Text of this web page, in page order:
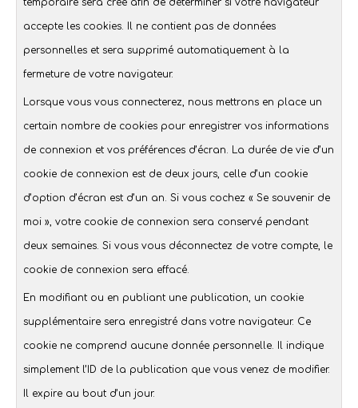
temporaire sera créé afin de déterminer si votre navigateur
accepte les cookies. Il ne contient pas de données
personnelles et sera supprimé automatiquement à la
fermeture de votre navigateur.
Lorsque vous vous connecterez, nous mettrons en place un
certain nombre de cookies pour enregistrer vos informations
de connexion et vos préférences d’écran. La durée de vie d’un
cookie de connexion est de deux jours, celle d’un cookie
d’option d’écran est d’un an. Si vous cochez « Se souvenir de
moi », votre cookie de connexion sera conservé pendant
deux semaines. Si vous vous déconnectez de votre compte, le
cookie de connexion sera effacé.
En modifiant ou en publiant une publication, un cookie
supplémentaire sera enregistré dans votre navigateur. Ce
cookie ne comprend aucune donnée personnelle. Il indique
simplement l’ID de la publication que vous venez de modifier.
Il expire au bout d’un jour.